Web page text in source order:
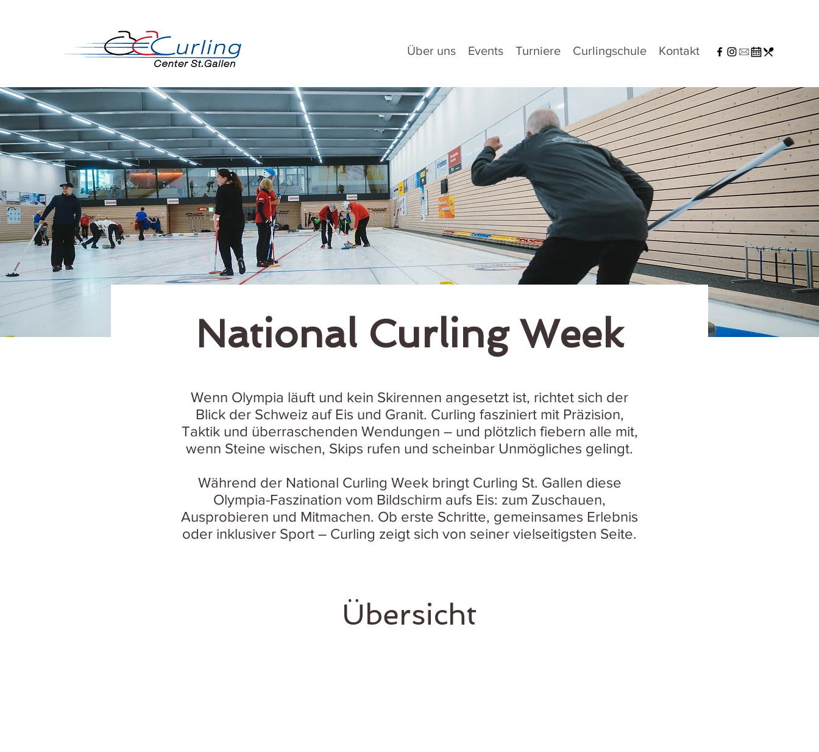
Über uns Events Turniere Curlingschule Kontakt
National Curling Week
Wenn Olympia läuft und kein Skirennen angesetzt ist, richtet sich der
Blick der Schweiz auf Eis und Granit. Curling fasziniert mit Präzision,
Taktik und überraschenden Wendungen – und plötzlich fiebern alle mit,
wenn Steine wischen, Skips rufen und scheinbar Unmögliches gelingt.
Während der National Curling Week bringt Curling St. Gallen diese
Olympia-Faszination vom Bildschirm aufs Eis: zum Zuschauen,
Ausprobieren und Mitmachen. Ob erste Schritte, gemeinsames Erlebnis
oder inklusiver Sport – Curling zeigt sich von seiner vielseitigsten Seite.
Übersicht